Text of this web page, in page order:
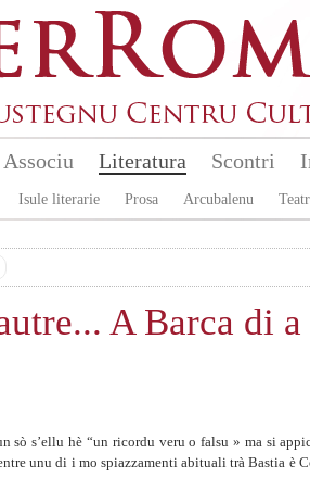
Associu Literatura
Isule literarie Prosa Arcubalenu
Scontri
A Barca di a
sò s’ellu hè “un ricordu veru o falsu » ma si
unu di i mo spiazzamenti abituali trà Bastia è